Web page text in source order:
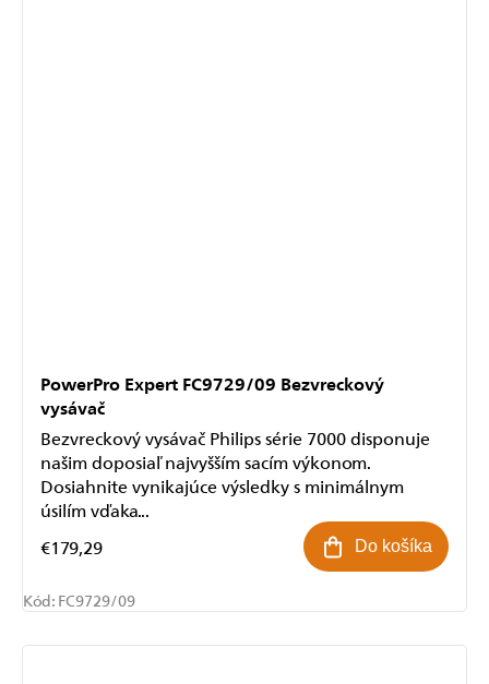
PowerPro Expert FC9729/09 Bezvreckový
vysávač
€179,29 Do košíka
Bezvreckový vysávač Philips série 7000 disponuje
našim doposiaľ najvyšším sacím výkonom.
Dosiahnite vynikajúce výsledky s minimálnym
úsilím vďaka...
Kód: FC9729/09